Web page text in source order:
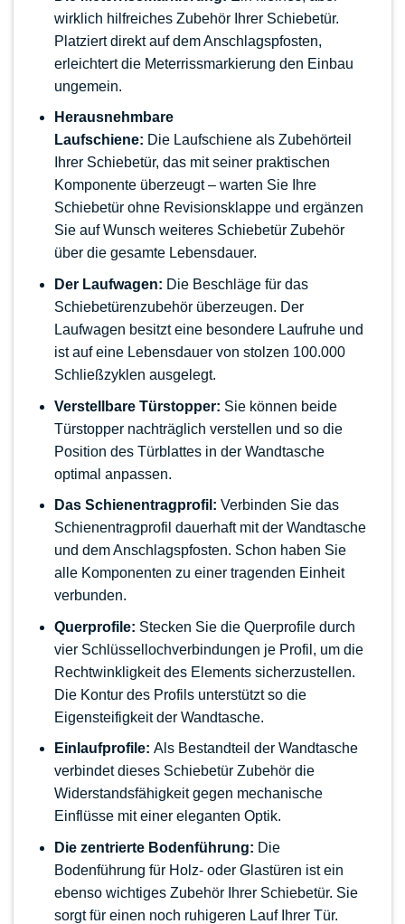
wirklich hilfreiches Zubehör Ihrer Schiebetür.
Platziert direkt auf dem Anschlagspfosten,
erleichtert die Meterrissmarkierung den Einbau
ungemein.
Herausnehmbare
Laufschiene: Die Laufschieneals Zubehörteil
Ihrer Schiebetür, das mit seiner praktischen
Komponente überzeugt – warten Sie Ihre
Schiebetür ohne Revisionsklappe und ergänzen
Sie auf Wunsch weiteres Schiebetür Zubehör
über die gesamte Lebensdauer.
Der Laufwagen: Die Beschläge für das
Schiebetürenzubehör überzeugen. Der
Laufwagen besitzt eine besondere Laufruhe und
ist auf eine Lebensdauer von stolzen 100.000
Schließzyklen ausgelegt.
Verstellbare Türstopper: Sie können beide
Türstopper nachträglich verstellen und so die
Position des Türblattes in der Wandtasche
optimal anpassen.
Das Schienentragprofil: Verbinden Sie das
Schienentragprofil dauerhaft mit der Wandtasche
und dem Anschlagspfosten. Schon haben Sie
alle Komponenten zu einer tragenden Einheit
verbunden.
Querprofile: Stecken Sie die Querprofile durch
vier Schlüssellochverbindungen je Profil, um die
Rechtwinkligkeit des Elements sicherzustellen.
Die Kontur des Profils unterstützt so die
Eigensteifigkeit der Wandtasche.
Einlaufprofile: Als Bestandteil der Wandtasche
verbindet dieses Schiebetür Zubehör die
Widerstandsfähigkeit gegen mechanische
Einflüsse mit einer eleganten Optik.
Die zentrierte Bodenführung: Die
Bodenführung für Holz- oder Glastüren ist ein
ebenso wichtiges Zubehör Ihrer Schiebetür. Sie
sorgt für einen noch ruhigeren Lauf Ihrer Tür.